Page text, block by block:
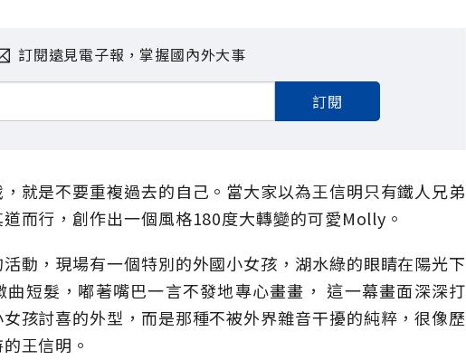
訂閱遠見電子報，掌握國內外大事
訂閱
就是不要重複過去的自己。當大家以為王信明只有鐵人兄弟
而行，創作出一個風格180度大轉變的可愛Molly。
動，現場有一個特別的外國小女孩，湖水綠的眼睛在陽光下
短髮，嘟著嘴巴一言不發地專心畫畫， 這一幕畫面深深打
孩討喜的外型，而是那種不被外界雜音干擾的純粹，很像歷
王信明。